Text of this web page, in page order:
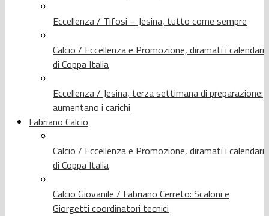
Eccellenza / Tifosi – Jesina, tutto come sempre
Calcio / Eccellenza e Promozione, diramati i calendari
di Coppa Italia
Eccellenza / Jesina, terza settimana di preparazione:
aumentano i carichi
Fabriano Calcio
Calcio / Eccellenza e Promozione, diramati i calendari
di Coppa Italia
Calcio Giovanile / Fabriano Cerreto: Scaloni e
Giorgetti coordinatori tecnici